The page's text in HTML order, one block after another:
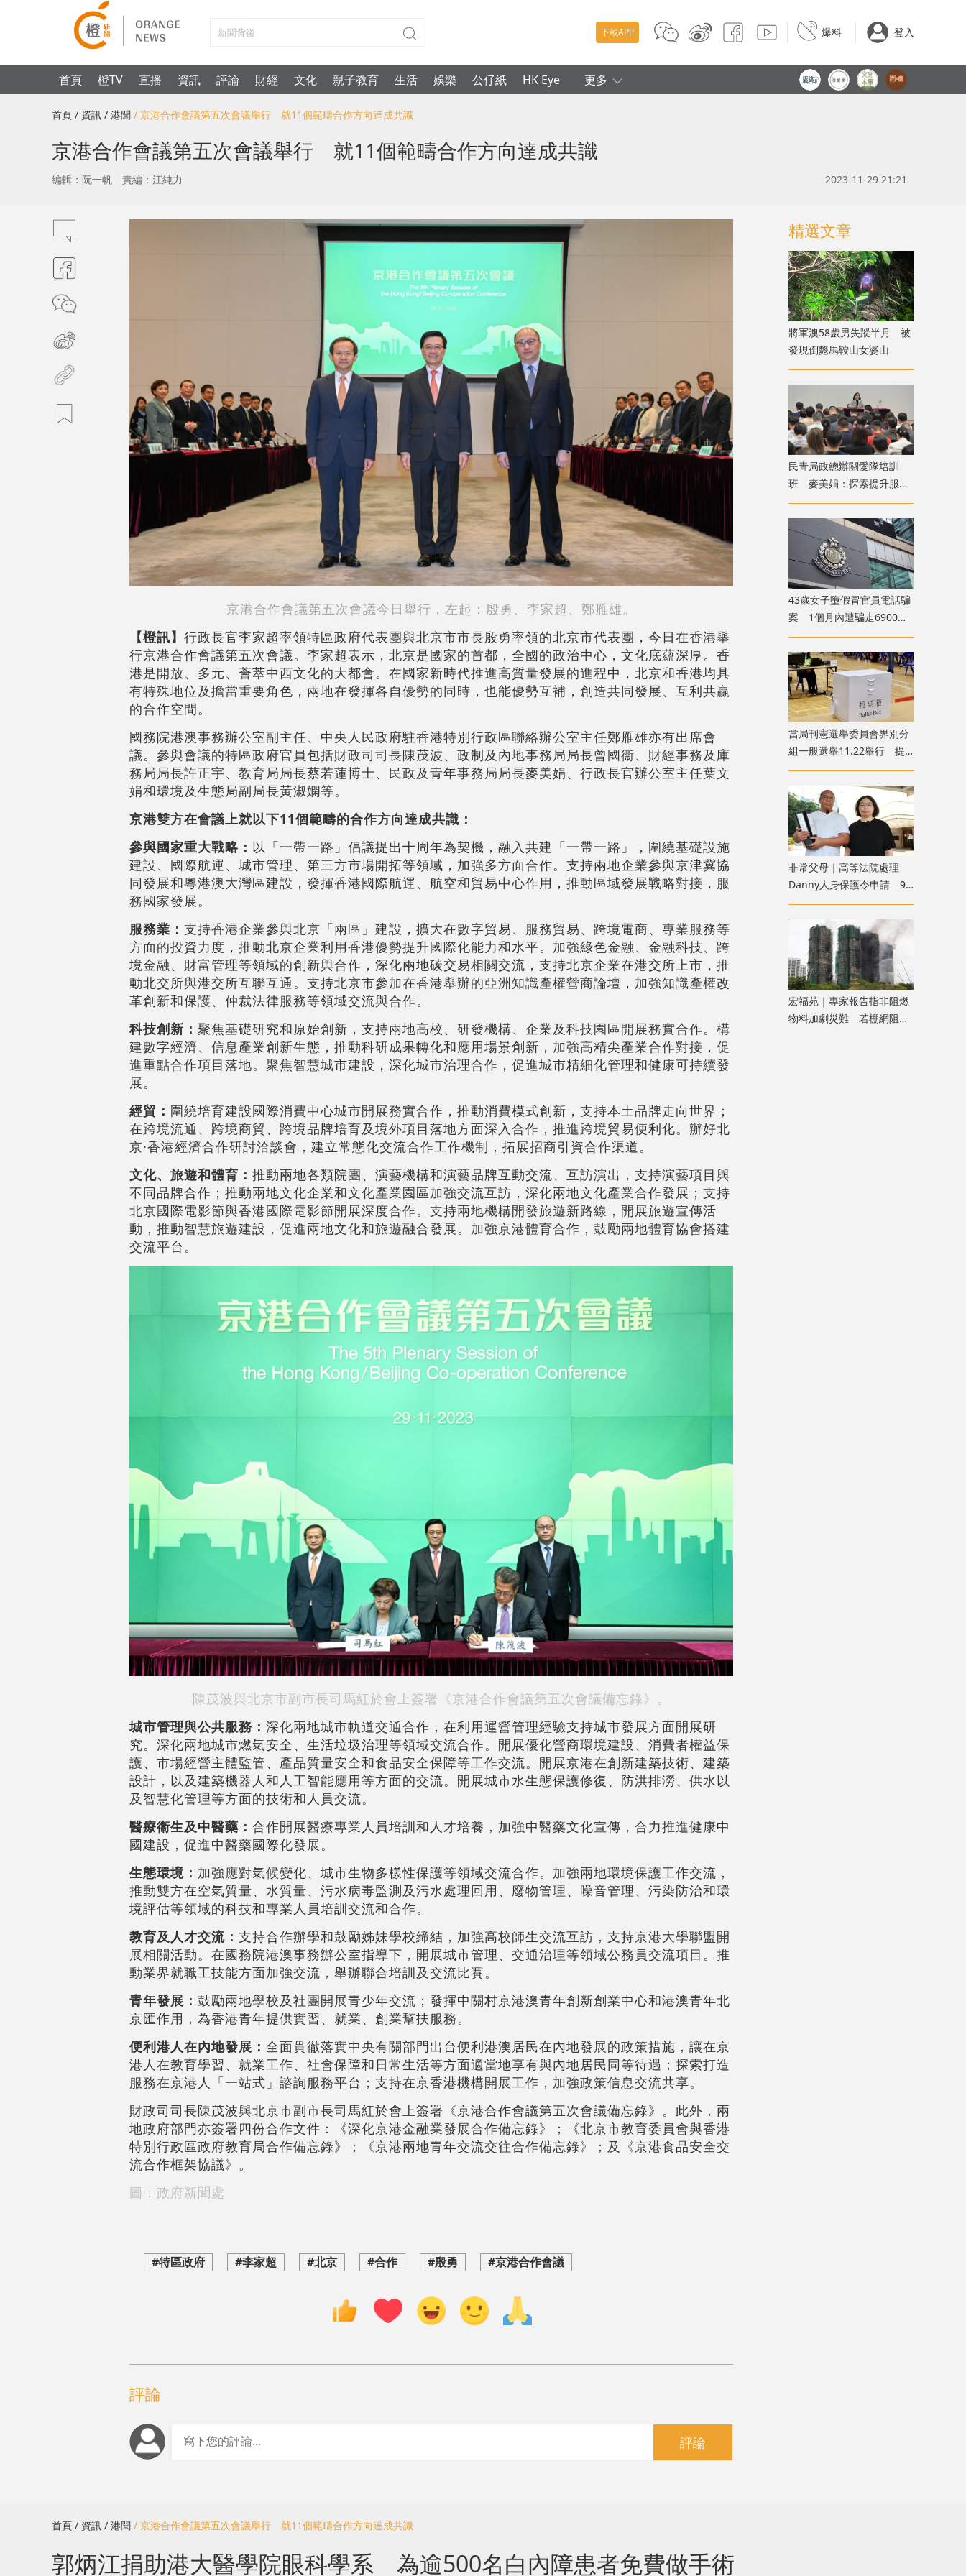
下載APP 爆料 登入
首頁 橙TV 直播 資訊 評論 財經 文化 親子教育 生活 娛樂 公仔紙 HK Eye 更多
首頁 / 資訊 / 港聞 / 京港合作會議第五次會議舉行 就11個範疇合作方向達成共識
京港合作會議第五次會議舉行 就11個範疇合作方向達成共識
編輯：阮一帆 責編：江純力 2023-11-29 21:21
京港合作會議第五次會議今日舉行，左起：殷勇、李家超、鄭雁雄。
【橙訊】 行政長官李家超率領特區政府代表團與北京市市長殷勇率領的北京市代表團，今日在香港舉
行京港合作會議第五次會議。李家超表示，北京是國家的首都，全國的政治中心，文化底蘊深厚。香
港是開放、多元、薈萃中西文化的大都會。在國家新時代推進高質量發展的進程中，北京和香港均具
有特殊地位及擔當重要角色，兩地在發揮各自優勢的同時，也能優勢互補，創造共同發展、互利共贏
的合作空間。
國務院港澳事務辦公室副主任、中央人民政府駐香港特別行政區聯絡辦公室主任鄭雁雄亦有出席會
議。參與會議的特區政府官員包括財政司司長陳茂波、政制及內地事務局局長曾國衞、財經事務及庫
務局局長許正宇、教育局局長蔡若蓮博士、民政及青年事務局局長麥美娟、行政長官辦公室主任葉文
娟和環境及生態局副局長黃淑嫻等。
京港雙方在會議上就以下11個範疇的合作方向達成共識：
參與國家重大戰略： 以「一帶一路」倡議提出十周年為契機，融入共建「一帶一路」，圍繞基礎設施
建設、國際航運、城市管理、第三方市場開拓等領域，加強多方面合作。支持兩地企業參與京津冀協
同發展和粵港澳大灣區建設，發揮香港國際航運、航空和貿易中心作用，推動區域發展戰略對接，服
務國家發展。
服務業： 支持香港企業參與北京「兩區」建設，擴大在數字貿易、服務貿易、跨境電商、專業服務等
方面的投資力度，推動北京企業利用香港優勢提升國際化能力和水平。加強綠色金融、金融科技、跨
境金融、財富管理等領域的創新與合作，深化兩地碳交易相關交流，支持北京企業在港交所上市，推
動北交所與港交所互聯互通。支持北京市參加在香港舉辦的亞洲知識產權營商論壇，加強知識產權改
革創新和保護、仲裁法律服務等領域交流與合作。
科技創新： 聚焦基礎研究和原始創新，支持兩地高校、研發機構、企業及科技園區開展務實合作。構
建數字經濟、信息產業創新生態，推動科研成果轉化和應用場景創新，加強高精尖產業合作對接，促
進重點合作項目落地。聚焦智慧城市建設，深化城市治理合作，促進城市精細化管理和健康可持續發
展。
經貿： 圍繞培育建設國際消費中心城市開展務實合作，推動消費模式創新，支持本土品牌走向世界；
在跨境流通、跨境商貿、跨境品牌培育及境外項目落地方面深入合作，推進跨境貿易便利化。辦好北
京·香港經濟合作研討洽談會，建立常態化交流合作工作機制，拓展招商引資合作渠道。
文化、旅遊和體育： 推動兩地各類院團、演藝機構和演藝品牌互動交流、互訪演出，支持演藝項目與
不同品牌合作；推動兩地文化企業和文化產業園區加強交流互訪，深化兩地文化產業合作發展；支持
北京國際電影節與香港國際電影節開展深度合作。支持兩地機構開發旅遊新路線，開展旅遊宣傳活
動，推動智慧旅遊建設，促進兩地文化和旅遊融合發展。加強京港體育合作，鼓勵兩地體育協會搭建
交流平台。
陳茂波與北京市副市長司馬紅於會上簽署《京港合作會議第五次會議備忘錄》。
城市管理與公共服務： 深化兩地城市軌道交通合作，在利用運營管理經驗支持城市發展方面開展研
究。深化兩地城市燃氣安全、生活垃圾治理等領域交流合作。開展優化營商環境建設、消費者權益保
護、市場經營主體監管、產品質量安全和食品安全保障等工作交流。開展京港在創新建築技術、建築
設計，以及建築機器人和人工智能應用等方面的交流。開展城市水生態保護修復、防洪排澇、供水以
及智慧化管理等方面的技術和人員交流。
醫療衞生及中醫藥： 合作開展醫療專業人員培訓和人才培養，加強中醫藥文化宣傳，合力推進健康中
國建設，促進中醫藥國際化發展。
生態環境： 加強應對氣候變化、城市生物多樣性保護等領域交流合作。加強兩地環境保護工作交流，
推動雙方在空氣質量、水質量、污水病毒監測及污水處理回用、廢物管理、噪音管理、污染防治和環
境評估等領域的科技和專業人員培訓交流和合作。
教育及人才交流： 支持合作辦學和鼓勵姊妹學校締結，加強高校師生交流互訪，支持京港大學聯盟開
展相關活動。在國務院港澳事務辦公室指導下，開展城市管理、交通治理等領域公務員交流項目。推
動業界就職工技能方面加強交流，舉辦聯合培訓及交流比賽。
青年發展： 鼓勵兩地學校及社團開展青少年交流；發揮中關村京港澳青年創新創業中心和港澳青年北
京匯作用，為香港青年提供實習、就業、創業幫扶服務。
便利港人在內地發展： 全面貫徹落實中央有關部門出台便利港澳居民在內地發展的政策措施，讓在京
港人在教育學習、就業工作、社會保障和日常生活等方面適當地享有與內地居民同等待遇；探索打造
服務在京港人「一站式」諮詢服務平台；支持在京香港機構開展工作，加強政策信息交流共享。
財政司司長陳茂波與北京市副市長司馬紅於會上簽署《京港合作會議第五次會議備忘錄》。此外，兩
地政府部門亦簽署四份合作文件：《深化京港金融業發展合作備忘錄》；《北京市教育委員會與香港
特別行政區政府教育局合作備忘錄》；《京港兩地青年交流交往合作備忘錄》；及《京港食品安全交
流合作框架協議》。
圖：政府新聞處
#特區政府 #李家超 #北京 #合作 #殷勇 #京港合作會議
評論
評論
精選文章
將軍澳58歲男失蹤半月 被
發現倒斃馬鞍山女婆山
民青局政總辦關愛隊培訓
班 麥美娟：探索提升服務
質素
43歲女子墮假冒官員電話騙
案 1個月內遭騙走6900萬
元
當局刊憲選舉委員會界別分
組一般選舉11.22舉行 提
名期10.7開始
非常父母｜高等法院處理
Danny人身保護令申請 9
月底前頒下裁決
宏福苑｜專家報告指非阻燃
物料加劇災難 若棚網阻燃
首頁 / 資訊 / 港聞 / 京港合作會議第五次會議舉行 就11個範疇合作方向達成共識
郭炳江捐助港大醫學院眼科學系 為逾500名白內障患者免費做手術